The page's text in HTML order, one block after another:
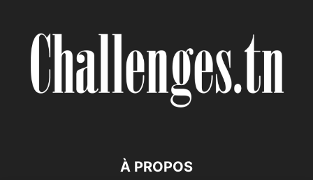
À PROPOS